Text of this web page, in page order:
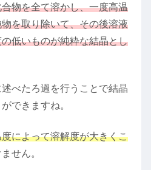
物を全て溶かし、一度高温
を取り除いて、その後溶液
低いものが純粋な結晶とし
べたろ過を行うことで結晶
できますね。
度によって溶解度が大きくこ
せん。